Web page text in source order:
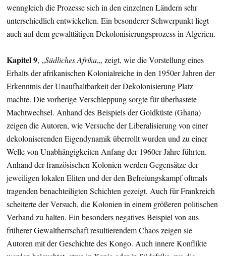
wenngleich die Prozesse sich in den einzelnen Ländern sehr
unterschiedlich entwickelten. Ein besonderer Schwerpunkt liegt
auch auf dem gewalttätigen Dekolonisierungsprozess in Algerien.
Kapitel 9, „Südliches Afrika„, zeigt, wie die Vorstellung eines
Erhalts der afrikanischen Kolonialreiche in den 1950er Jahren der
Erkenntnis der Unaufhaltbarkeit der Dekolonisierung Platz
machte. Die vorherige Verschleppung sorgte für überhastete
Machtwechsel. Anhand des Beispiels der Goldküste (Ghana)
zeigen die Autoren, wie Versuche der Liberalisierung von einer
dekoloniserenden Eigendynamik überrollt wurden und zu einer
Welle von Unabhängigkeiten Anfang der 1960er Jahre führten.
Anhand der französischen Kolonien werden Gegensätze der
jeweiligen lokalen Eliten und der den Befreiungskampf oftmals
tragenden benachteiligten Schichten gezeigt. Auch für Frankreich
scheiterte der Versuch, die Kolonien in einem größeren politischen
Verband zu halten. Ein besonders negatives Beispiel von aus
früherer Gewaltherrschaft resultierendem Chaos zeigen sie
Autoren mit der Geschichte des Kongo. Auch innere Konflikte